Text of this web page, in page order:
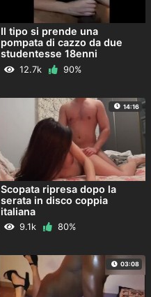
Il tipo si prende una
pompata di cazzo da due
studentesse 18enni
12.7k 90%
14:16
Scopata ripresa dopo la
serata in disco coppia
italiana
9.1k 80%
03:08